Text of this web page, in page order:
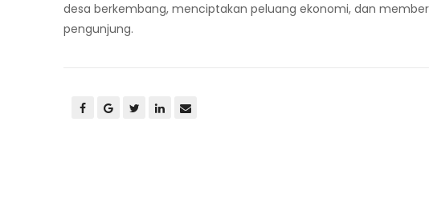
desa berkembang, menciptakan peluang ekonomi, dan
pengunjung.